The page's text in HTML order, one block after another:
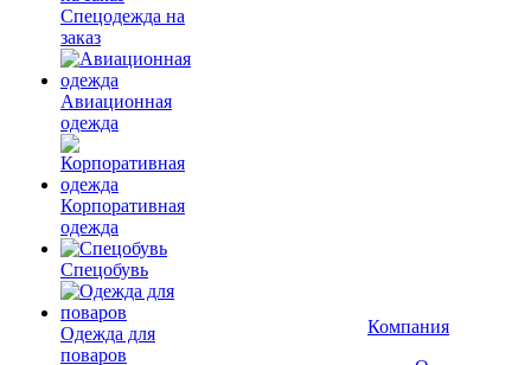
Спецодежда на
заказ
Авиационная
одежда
Корпоративная
одежда
Спецобувь
Одежда для
поваров
Компания